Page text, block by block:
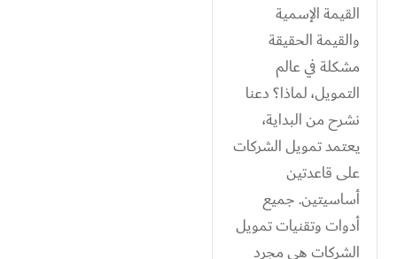
القيمة الإسمية
والقيمة الحقيقة
مشكلة في عالم
التمويل، لماذا؟ دعنا
نشرح من البداية،
يعتمد تمويل الشركات
على قاعدتين
أساسيتين. جميع
أدوات وتقنيات تمويل
الشركات هي مجرد